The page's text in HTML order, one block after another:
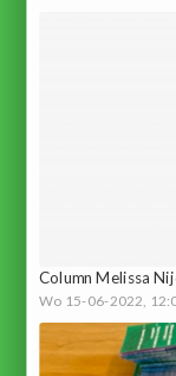
Column Melissa
Wo 15-06-2022,